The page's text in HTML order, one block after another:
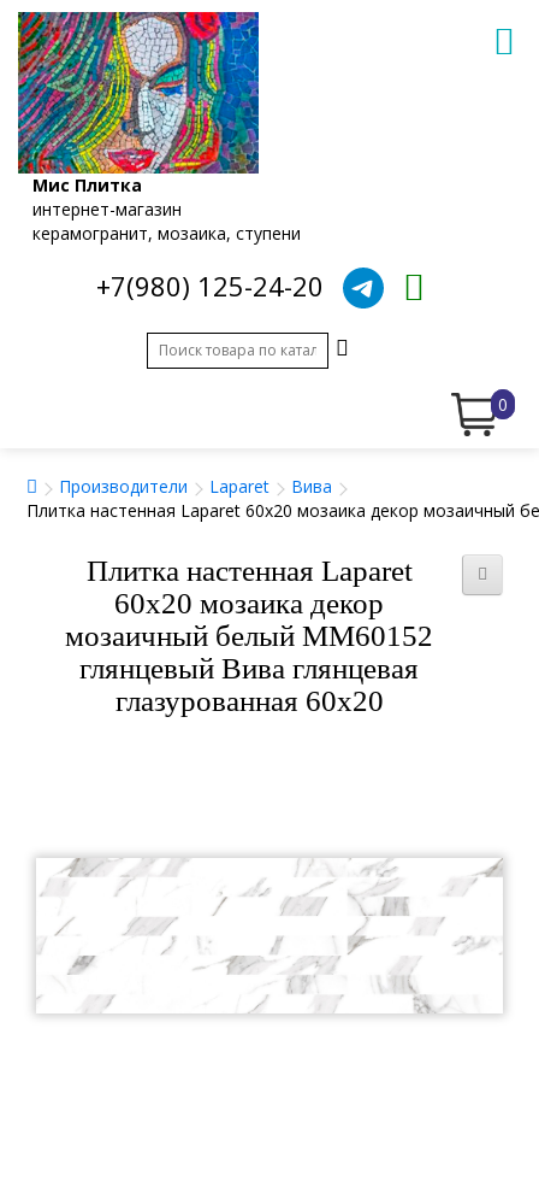
Мис Плитка
интернет-магазин
керамогранит, мозаика, ступени
+7(980) 125-24-20
0
Производители Laparet
Вива
Плитка настенная Laparet 60x20 мозаика декор мозаичный
Плитка настенная Laparet
60x20 мозаика декор
мозаичный белый ММ60152
глянцевый Вива глянцевая
глазурованная 60x20